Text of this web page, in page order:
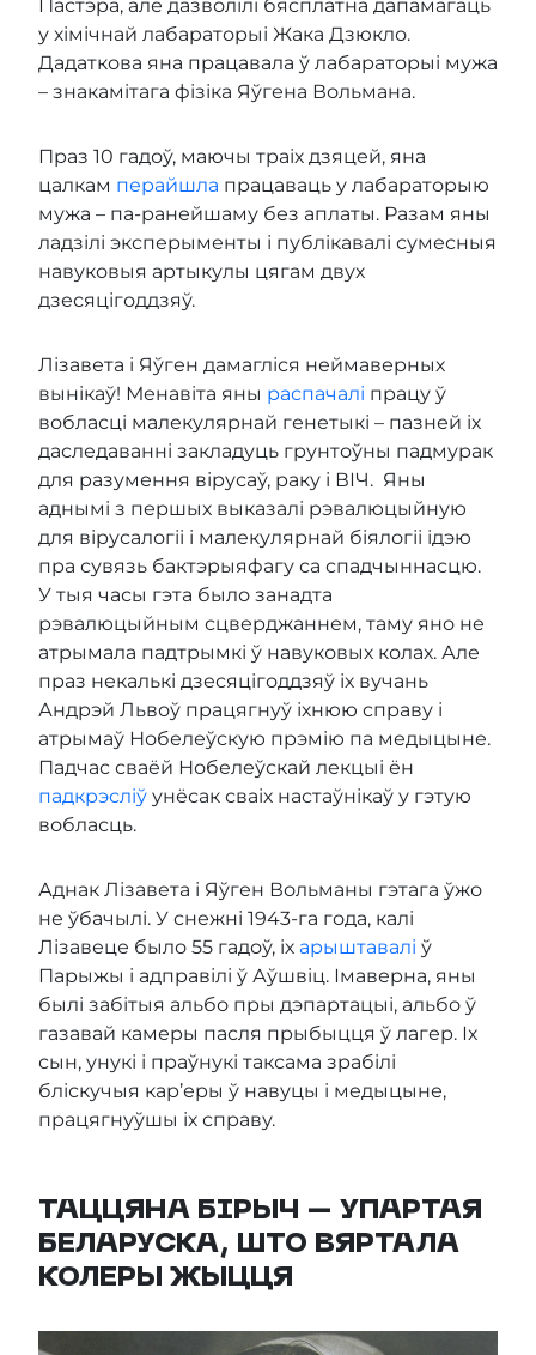
Пастэра, але дазволілі бясплатна дапамагаць
у хімічнай лабараторыі Жака Дзюкло.
Дадаткова яна працавала ў лабараторыі мужа
– знакамітага фізіка Яўгена Вольмана.
Праз 10 гадоў, маючы траіх дзяцей, яна
цалкам перайшла працаваць у лабараторыю
мужа – па-ранейшаму без аплаты. Разам яны
ладзілі эксперыменты і публікавалі сумесныя
навуковыя артыкулы цягам двух
дзесяцігоддзяў.
Лізавета і Яўген дамагліся неймаверных
вынікаў! Менавіта яны распачалі працу ў
вобласці малекулярнай генетыкі – пазней іх
даследаванні закладуць грунтоўны падмурак
для разумення вірусаў, раку і ВІЧ. Яны
аднымі з першых выказалі рэвалюцыйную
для вірусалогіі і малекулярнай біялогіі ідэю
пра сувязь бактэрыяфагу са спадчыннасцю.
У тыя часы гэта было занадта
рэвалюцыйным сцверджаннем, таму яно не
атрымала падтрымкі ў навуковых колах. Але
праз некалькі дзесяцігоддзяў іх вучань
Андрэй Львоў працягнуў іхнюю справу і
атрымаў Нобелеўскую прэмію па медыцыне.
Падчас сваёй Нобелеўскай лекцыі ён
падкрэсліў унёсак сваіх настаўнікаў у гэтую
вобласць.
Аднак Лізавета і Яўген Вольманы гэтага ўжо
не ўбачылі. У снежні 1943-га года, калі
Лізавеце было 55 гадоў, іх арыштавалі ў
Парыжы і адправілі ў Аўшвіц. Імаверна, яны
былі забітыя альбо пры дэпартацыі, альбо ў
газавай камеры пасля прыбыцця ў лагер. Іх
сын, унукі і праўнукі таксама зрабілі
бліскучыя кар’еры ў навуцы і медыцыне,
працягнуўшы іх справу.
ТАЦЦЯНА БІРЫЧ – УПАРТАЯ
БЕЛАРУСКА, ШТО ВЯРТАЛА
КОЛЕРЫ ЖЫЦЦЯ